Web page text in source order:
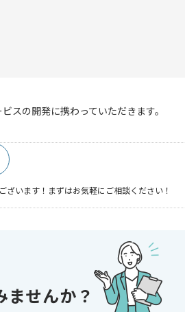
スの開発に携わっていただきます。
います！まずはお気軽にご相談ください！
ませんか？